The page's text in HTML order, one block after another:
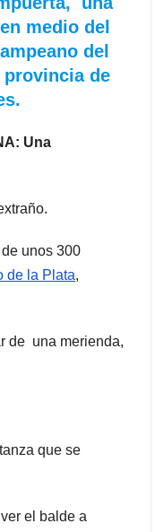
medio del
del
de
Una
unos 300
de la Plata,
de una merienda,
que se
el balde a